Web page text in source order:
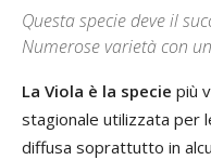
Questa specie deve il
Numerose varietà con
La Viola è la specie più
stagionale utilizzata per
diffusa soprattutto in